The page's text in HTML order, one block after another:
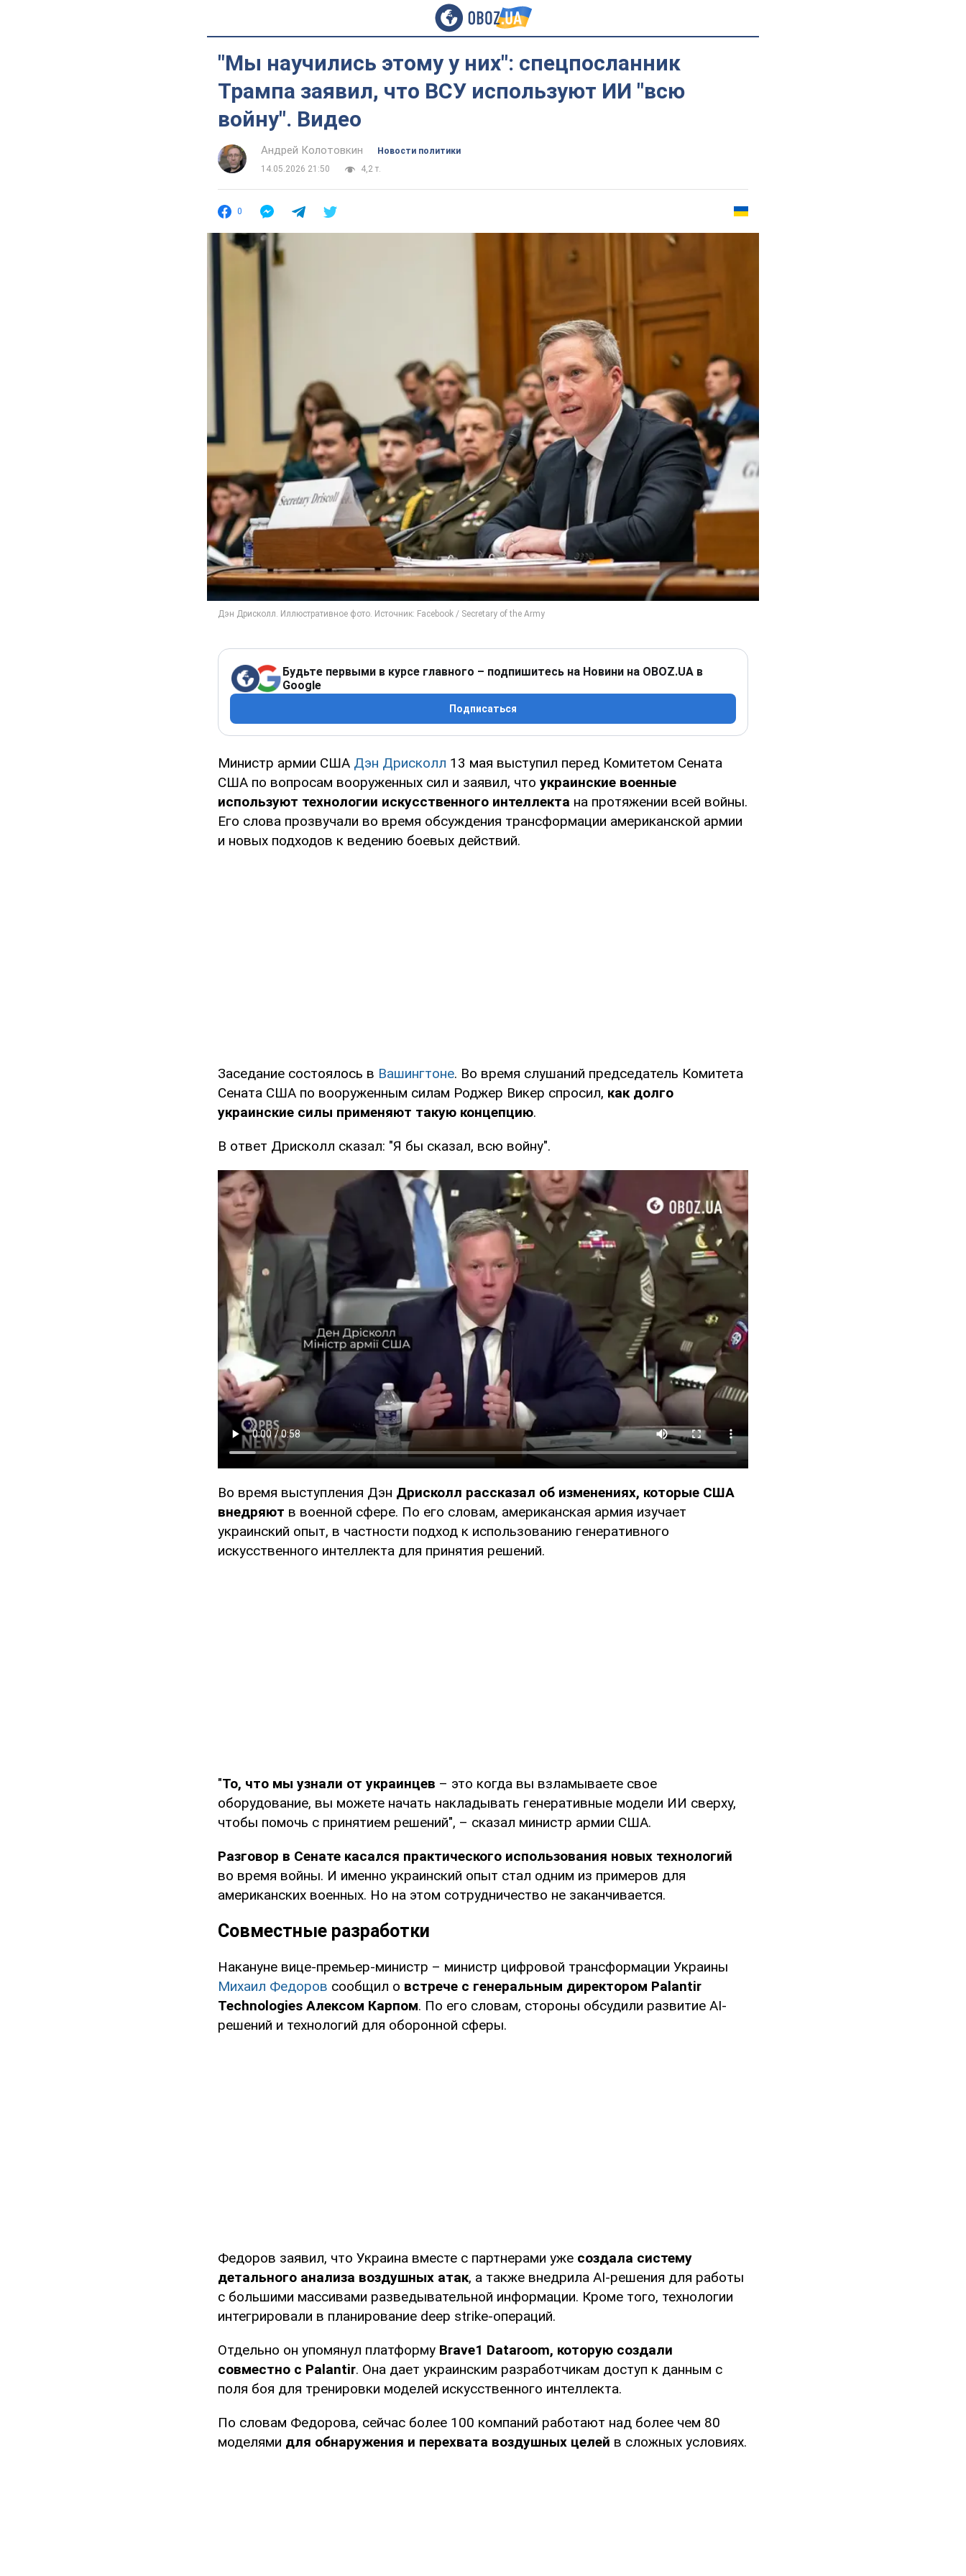
"Мы научились этому у них": спецпосланник
Трампа заявил, что ВСУ используют ИИ "всю
войну". Видео
Андрей Колотовкин
Новости политики
14.05.2026 21:50
4,2 т.
0
Будьте первыми в курсе главного – подпишитесь на Новини на OBOZ.UA в
Google
Подписаться
Министр армии США Дэн Дрисколл 13 мая выступил перед Комитетом Сената
США по вопросам вооруженных сил и заявил, что украинские военные
используют технологии искусственного интеллекта на протяжении всей войны.
Его слова прозвучали во время обсуждения трансформации американской армии
и новых подходов к ведению боевых действий.
Заседание состоялось в Вашингтоне. Во время слушаний председатель Комитета
Сената США по вооруженным силам Роджер Викер спросил, как долго
украинские силы применяют такую концепцию.
В ответ Дрисколл сказал: "Я бы сказал, всю войну".
Во время выступления Дэн Дрисколл рассказал об изменениях, которые США
внедряют в военной сфере. По его словам, американская армия изучает
украинский опыт, в частности подход к использованию генеративного
искусственного интеллекта для принятия решений.
"То, что мы узнали от украинцев – это когда вы взламываете свое
оборудование, вы можете начать накладывать генеративные модели ИИ сверху,
чтобы помочь с принятием решений", – сказал министр армии США.
Разговор в Сенате касался практического использования новых технологий
во время войны. И именно украинский опыт стал одним из примеров для
американских военных. Но на этом сотрудничество не заканчивается.
Совместные разработки
Накануне вице-премьер-министр – министр цифровой трансформации Украины
Михаил Федоров сообщил о встрече с генеральным директором Palantir
Technologies Алексом Карпом. По его словам, стороны обсудили развитие AI-
решений и технологий для оборонной сферы.
Федоров заявил, что Украина вместе с партнерами уже создала систему
детального анализа воздушных атак, а также внедрила AI-решения для работы
с большими массивами разведывательной информации. Кроме того, технологии
интегрировали в планирование deep strike-операций.
Отдельно он упомянул платформу Brave1 Dataroom, которую создали
совместно с Palantir. Она дает украинским разработчикам доступ к данным с
поля боя для тренировки моделей искусственного интеллекта.
По словам Федорова, сейчас более 100 компаний работают над более чем 80
моделями для обнаружения и перехвата воздушных целей в сложных условиях.